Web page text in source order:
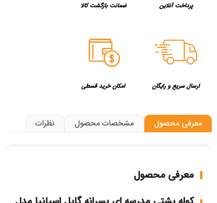
پرداخت آنلاین ضمانت بازگشت کالا
ارسال سریع و رایگان امکان خرید قسطی
معرفی محصول مشخصات محصول نظرات
معرفی محصول